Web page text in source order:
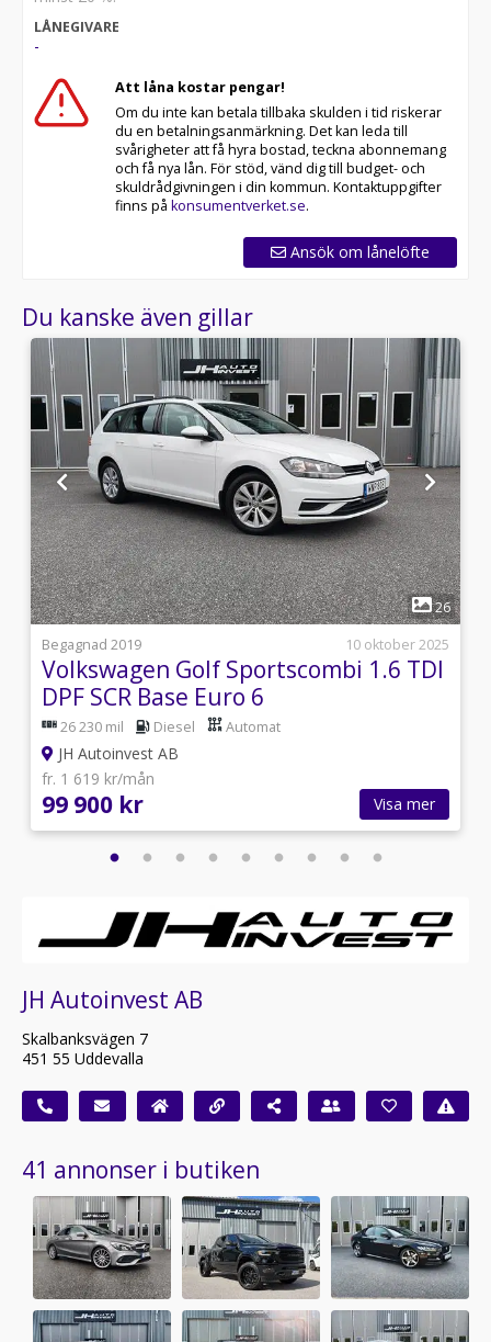
LÅNEGIVARE
-
Att låna kostar pengar!
Om du inte kan betala tillbaka skulden i tid riskerar
du en betalningsanmärkning. Det kan leda till
svårigheter att få hyra bostad, teckna abonnemang
och få nya lån. För stöd, vänd dig till budget- och
skuldrådgivningen i din kommun. Kontaktuppgifter
finns på konsumentverket.se.
Ansök om lånelöfte
Du kanske även gillar
1
26
Begagnad 2019
10 oktober 2025
Volkswagen Golf Sportscombi 1.6 TDI
DPF SCR Base Euro 6
26 230 mil Diesel Automat
JH Autoinvest AB
fr. 1 619 kr/mån
99 900 kr Visa mer
JH Autoinvest AB
Skalbanksvägen 7
451 55 Uddevalla
41 annonser i butiken